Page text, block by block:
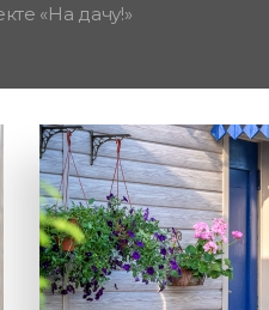
«На дачу!»